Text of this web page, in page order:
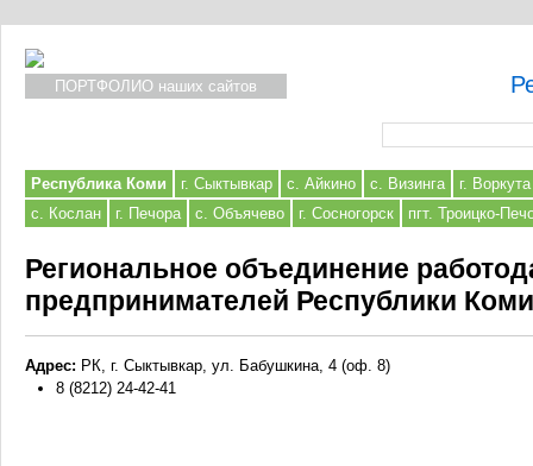
ПОРТФОЛИО наших сайтов
Республика Коми г. Сыктывкар с. Айкино с. Визинга
г. Воркута
с. Кослан
г. Печора с. Объячево г. Сосногорск пгт. Троицко-
Региональное объединение
предпринимателей Республики Коми
Адрес: РК, г. Сыктывкар, ул. Бабушкина, 4 (оф. 8)
8 (8212) 24-42-41